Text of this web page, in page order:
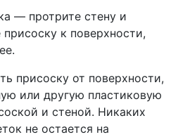
— протрите стену и
к поверхности,
присоску от поверхности,
или другую пластиковую
и стеной. Никаких
не остается на